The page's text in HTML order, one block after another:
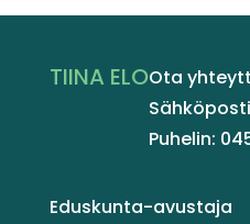
TIINA ELOOta
Puhelin:
Eduskunta-avustaja